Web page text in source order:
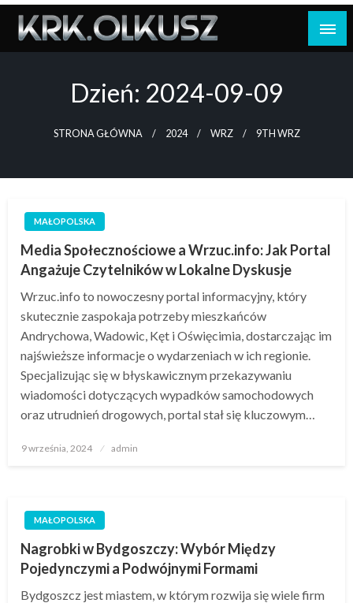
Skip
content
Dzień: 2024-09-09
STRONA GŁÓWNA 2024 WRZ 9TH WRZ
MAŁOPOLSKA
Media Społecznościowe a Wrzuc.info: Jak Portal
Angażuje Czytelników w Lokalne Dyskusje
Wrzuc.info to nowoczesny portal informacyjny, który
skutecznie zaspokaja potrzeby mieszkańców
Andrychowa, Wadowic, Kęt i Oświęcimia, dostarczając im
najświeższe informacje o wydarzeniach w ich regionie.
Specjalizując się w błyskawicznym przekazywaniu
wiadomości dotyczących wypadków samochodowych
oraz utrudnień drogowych, portal stał się kluczowym…
Opublikowane
9 września, 2024 admin
MAŁOPOLSKA
Nagrobki w Bydgoszczy: Wybór Między
Pojedynczymi a Podwójnymi Formami
Bydgoszcz jest miastem, w którym rozwija się wiele firm